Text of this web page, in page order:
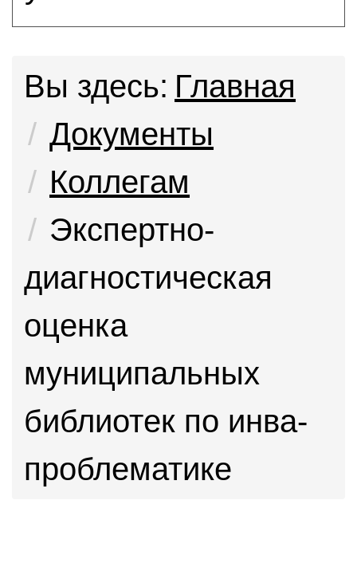
Вы здесь: Главная
Документы
Коллегам
Экспертно-
диагностическая
оценка
муниципальных
библиотек по инва-
проблематике